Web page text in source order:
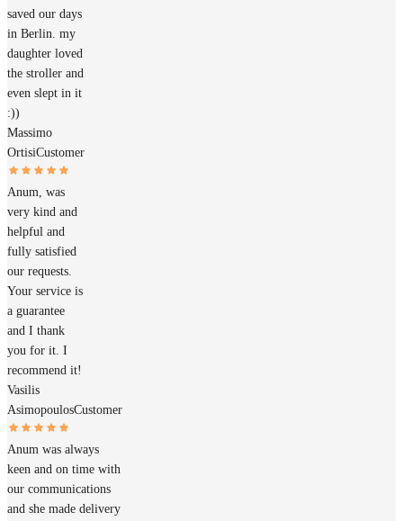
saved our days
in Berlin. my
daughter loved
the stroller and
even slept in it
:))
Massimo
OrtisiCustomer
Anum, was
very kind and
helpful and
fully satisfied
our requests.
Your service is
a guarantee
and I thank
you for it. I
recommend it!
Vasilis
AsimopoulosCustomer
Anum was always
keen and on time with
our communications
and she made delivery